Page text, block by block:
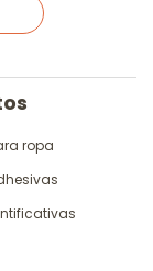
ropa